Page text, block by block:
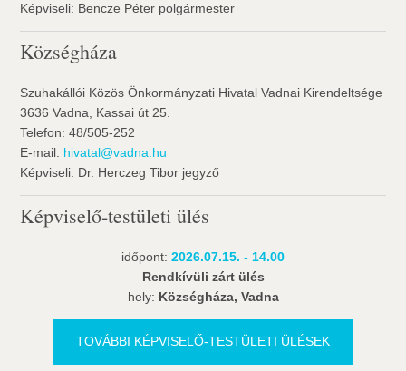
Képviseli: Bencze Péter polgármester
Községháza
Szuhakállói Közös Önkormányzati Hivatal Vadnai Kirendeltsége
3636 Vadna, Kassai út 25.
Telefon: 48/505-252
E-mail: hivatal@vadna.hu
Képviseli: Dr. Herczeg Tibor jegyző
Képviselő-testületi ülés
időpont: 2026.07.15. - 14.00
Rendkívüli zárt ülés
hely: Községháza, Vadna
TOVÁBBI KÉPVISELŐ-TESTÜLETI ÜLÉSEK